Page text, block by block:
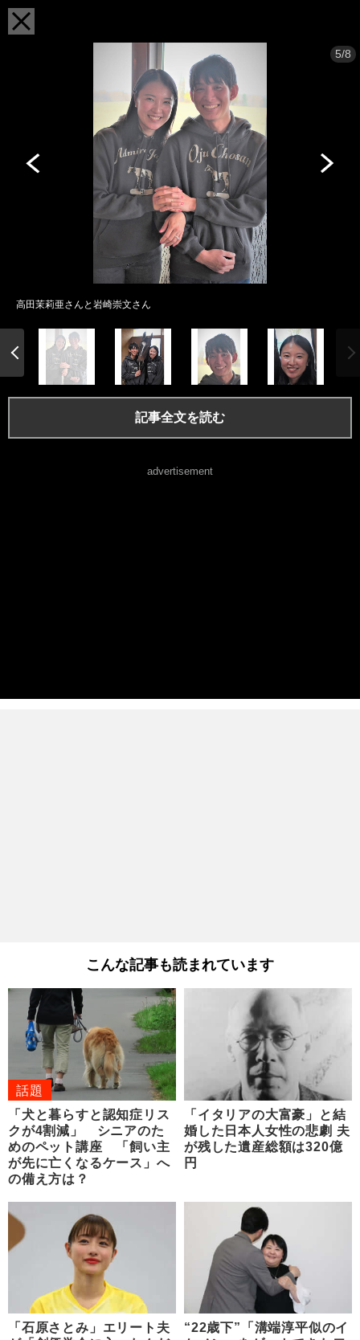
5/8
高田茉莉亜さんと岩崎崇文さん
記事全文を読む
advertisement
こんな記事も読まれています
話題
「犬と暮らすと認知症リス
クが4割減」 シニアのた
めのペット講座 「飼い主
が先に亡くなるケース」へ
の備え方は？
「イタリアの大富豪」と結
婚した日本人女性の悲劇 夫
が残した遺産総額は320億
円
「石原さとみ」エリート夫
“22歳下”「溝端淳平似のイ